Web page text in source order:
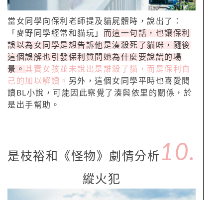
當女同學向保利老師提及貓屍體時，說出了：
「麥野同學經常和貓玩」 而這一句話，也讓保利
誤以為女同學是想告訴他是湊殺死了貓咪，隨後
這個誤解也引發保利質問她為什麼要說謊的場
景。 其實女孩並未說出是誰殺了貓，而是保利自
己的加以解讀。 另外，這個女同學平時也喜愛閱
讀BL小說，可能因此察覺了湊與依里的關係，於
是出手幫助。
是枝裕和《怪物》劇情分析 10.
縱火犯